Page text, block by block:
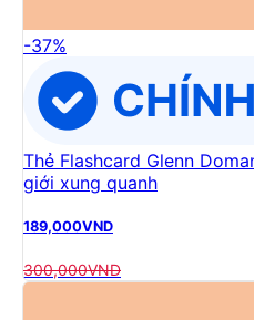
-37%
Thẻ Flashcard Glenn
giới xung quanh
189,000VND
300,000VND